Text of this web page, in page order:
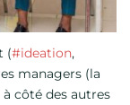
(#ideation,
managers (la
côté des autres